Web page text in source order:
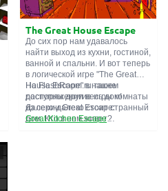
The Great House Escape
До сих пор нам удавалось
найти выход из кухни, гостиной,
ванной и спальни. И вот теперь
в логической игре "The Great
House Escape" в нашем
распоряжении весь дом!
Далеко-далеко стоит странный
дом. Кто в нем живет?
На FlashRoom.ru также
доступны другие игры комнаты
из серии Great Escape:
Great Kitchen Escape